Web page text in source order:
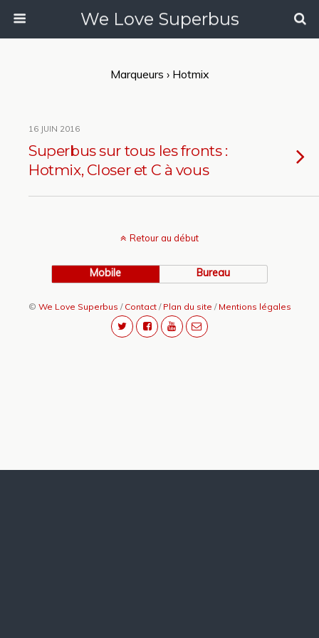
We Love Superbus
Marqueurs › Hotmix
16 JUIN 2016
Superbus sur tous les fronts :
Hotmix, Closer et C à vous
Retour au début
Mobile Bureau
© We Love Superbus / Contact/ Plan du site / Mentions légales